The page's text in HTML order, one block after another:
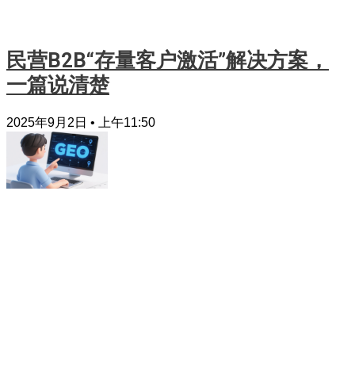
民营B2B“存量客户激活”解决方案，
一篇说清楚
2025年9月2日 上午11:50